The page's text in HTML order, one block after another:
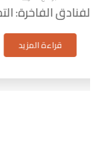
إدارة